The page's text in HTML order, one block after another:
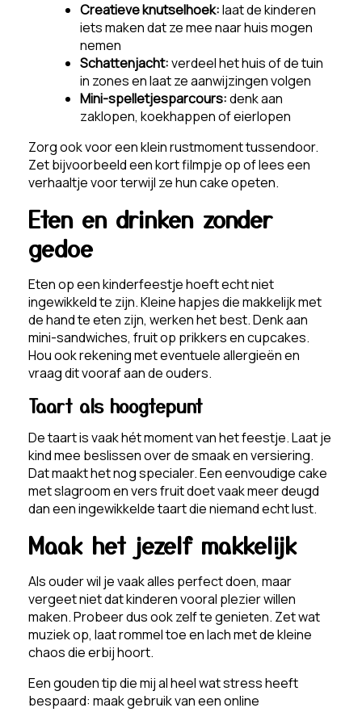
Creatieve knutselhoek:laat de kinderen
iets maken dat ze mee naar huis mogen
nemen
Schattenjacht:verdeel het huis of de tuin
in zones en laat ze aanwijzingen volgen
Mini-spelletjesparcours:denk aan
zaklopen, koekhappen of eierlopen
Zorg ook voor een klein rustmoment tussendoor.
Zet bijvoorbeeld een kort filmpje op of lees een
verhaaltje voor terwijl ze hun cake opeten.
Eten en drinken zonder
gedoe
Eten op een kinderfeestje hoeft echt niet
ingewikkeld te zijn. Kleine hapjes die makkelijk met
de hand te eten zijn, werken het best. Denk aan
mini-sandwiches, fruit op prikkers en cupcakes.
Hou ook rekening met eventuele allergieën en
vraag dit vooraf aan de ouders.
Taart als hoogtepunt
De taart is vaak hét moment van het feestje. Laat je
kind mee beslissen over de smaak en versiering.
Dat maakt het nog specialer. Een eenvoudige cake
met slagroom en vers fruit doet vaak meer deugd
dan een ingewikkelde taart die niemand echt lust.
Maak het jezelf makkelijk
Als ouder wil je vaak alles perfect doen, maar
vergeet niet dat kinderen vooral plezier willen
maken. Probeer dus ook zelf te genieten. Zet wat
muziek op, laat rommel toe en lach met de kleine
chaos die erbij hoort.
Een gouden tip die mij al heel wat stress heeft
bespaard: maak gebruik van een online